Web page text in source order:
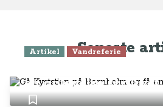
Seneste
Artikel Vandreferie
en oplevelse for livet